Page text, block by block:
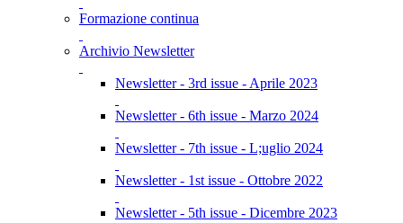
Formazione continua
Archivio Newsletter
Newsletter - 3rd issue - Aprile 2023
Newsletter - 6th issue - Marzo 2024
Newsletter - 7th issue - L;uglio 2024
Newsletter - 1st issue - Ottobre 2022
Newsletter - 5th issue - Dicembre 2023